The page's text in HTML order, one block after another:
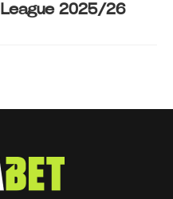
League 2025/26